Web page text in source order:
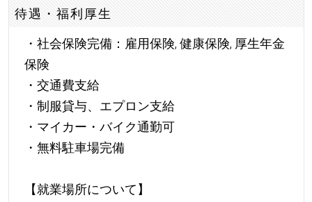
待遇・福利厚生
・社会保険完備：雇用保険, 健康保険, 厚生年金
保険
・交通費支給
・制服貸与、エプロン支給
・マイカー・バイク通勤可
・無料駐車場完備
【就業場所について】